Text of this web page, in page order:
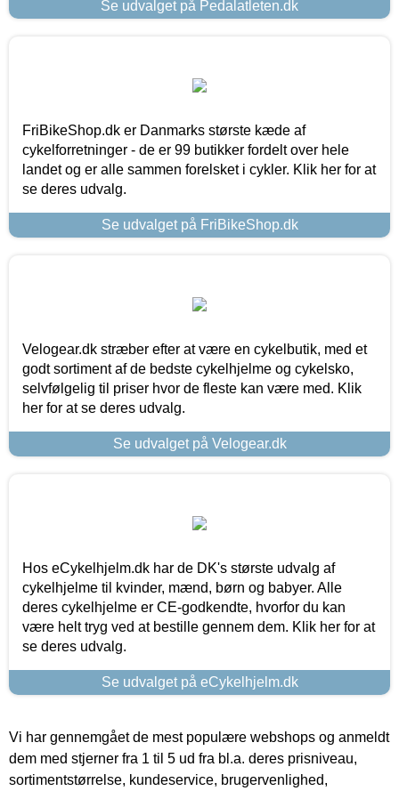
Se udvalget på Pedalatleten.dk
FriBikeShop.dk er Danmarks største kæde af
cykelforretninger - de er 99 butikker fordelt over hele
landet og er alle sammen forelsket i cykler. Klik her for at
se deres udvalg.
Se udvalget på FriBikeShop.dk
Velogear.dk stræber efter at være en cykelbutik, med et
godt sortiment af de bedste cykelhjelme og cykelsko,
selvfølgelig til priser hvor de fleste kan være med. Klik
her for at se deres udvalg.
Se udvalget på Velogear.dk
Hos eCykelhjelm.dk har de DK's største udvalg af
cykelhjelme til kvinder, mænd, børn og babyer. Alle
deres cykelhjelme er CE-godkendte, hvorfor du kan
være helt tryg ved at bestille gennem dem. Klik her for at
se deres udvalg.
Se udvalget på eCykelhjelm.dk
Vi har gennemgået de mest populære webshops og anmeldt
dem med stjerner fra 1 til 5 ud fra bl.a. deres prisniveau,
sortimentstørrelse, kundeservice, brugervenlighed,